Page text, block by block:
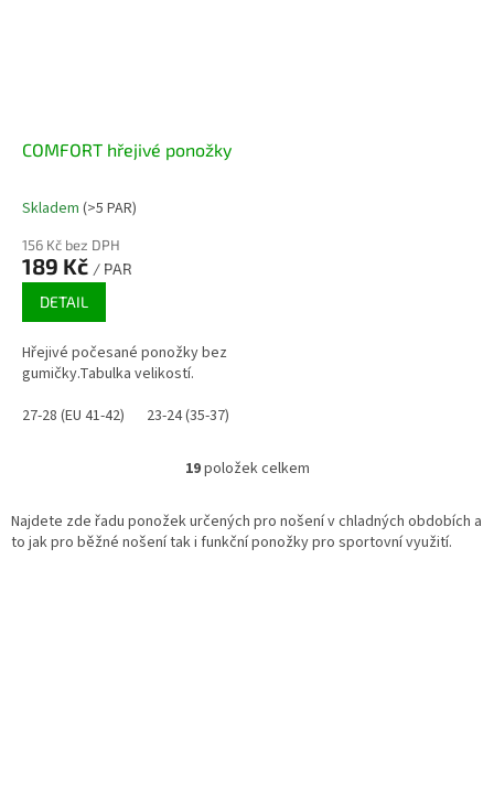
COMFORT hřejivé ponožky
Průměrné
produktu
je
hvězdiček.
Skladem (>5 PAR)
156 Kč bez DPH
189 Kč / PAR
DETAIL
Hřejivé počesané ponožky bez
gumičky.Tabulka velikostí.
27-28 (EU 41-42)
23-24 (35-37)
O
l
á
19položek celkem
Najdete zde řadu ponožek určených pro nošení v chladných obdobích a
to jak pro běžné nošení tak i funkční ponožky pro sportovní využití.